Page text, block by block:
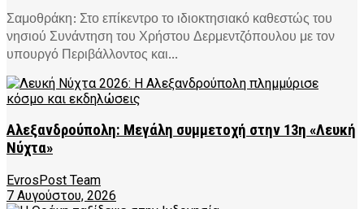
Σαμοθράκη: Στο επίκεντρο το ιδιοκτησιακό καθεστώς του
νησιού Συνάντηση του Χρήστου Δερμεντζόπουλου με τον
υπουργό Περιβάλλοντος και...
Αλεξανδρούπολη: Μεγάλη συμμετοχή στην 13η «Λευκή
Νύχτα»
EvrosPost Team
7 Αυγούστου, 2026